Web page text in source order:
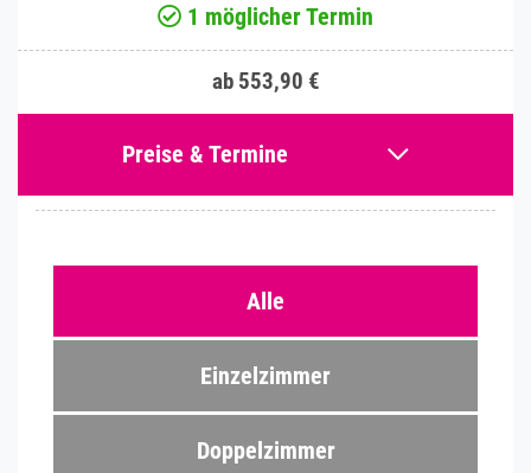
1 möglicher Termin
ab 553,90 €
Preise & Termine
Alle
Einzelzimmer
Doppelzimmer